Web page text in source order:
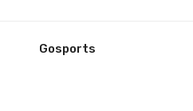
Gosports